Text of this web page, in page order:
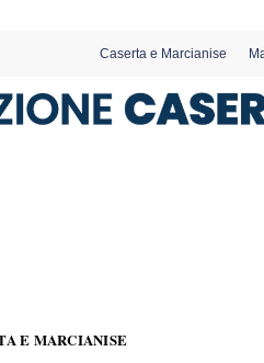
Caserta e Marcianise
E MARCIANISE